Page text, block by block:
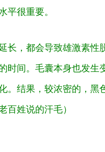
平很重要。
长，都会导致雄激素性
时间。毛囊本身也发生
。结果，较浓密的，黑
百姓说的汗毛）